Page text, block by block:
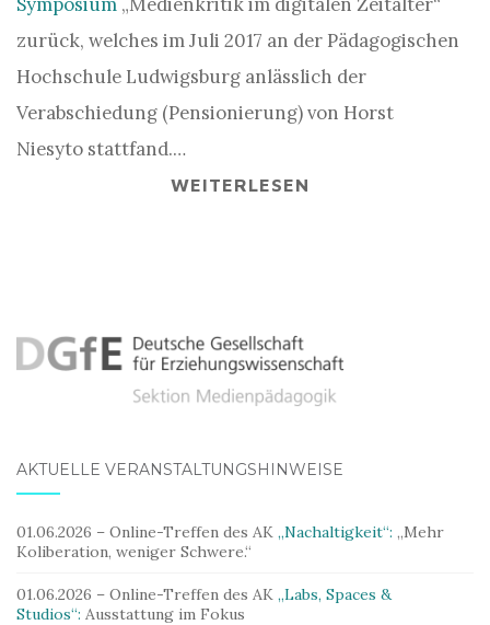
zurück, welches im Juli 2017 an der Pädagogischen
Hochschule Ludwigsburg anlässlich der
Verabschiedung (Pensionierung) von Horst
Niesyto stattfand.…
WEITERLESEN
AKTUELLE VERANSTALTUNGSHINWEISE
01.06.2026 – Online-Treffen des AK „Nachaltigkeit“: „Mehr
Koliberation, weniger Schwere.“
01.06.2026 – Online-Treffen des AK „Labs, Spaces &
Studios“: Ausstattung im Fokus